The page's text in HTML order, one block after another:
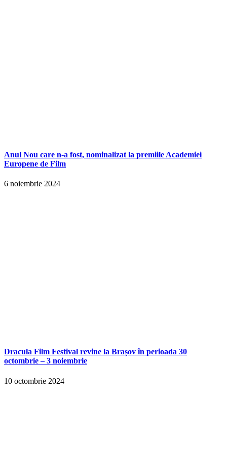
Anul Nou care n-a fost, nominalizat la premiile Academiei
Europene de Film
6 noiembrie 2024
Dracula Film Festival revine la Brașov în perioada 30
octombrie – 3 noiembrie
10 octombrie 2024